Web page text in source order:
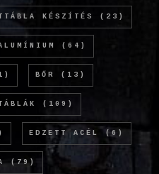
KÉSZÍTÉS (23)
(64)
BŐR (13)
(109)
EDZETT ACÉL (6)
(79)